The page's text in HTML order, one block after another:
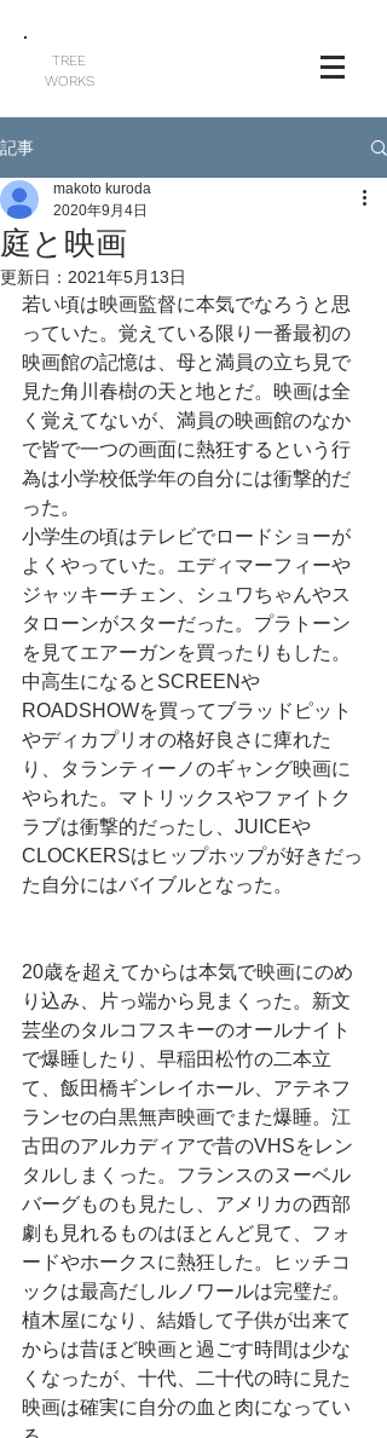
TREE
WORKS
記事
庭と映画
makoto kuroda
2020年9月4日
更新日： 2021年5月13日
若い頃は映画監督に本気でなろうと思
っていた。覚えている限り一番最初の
映画館の記憶は、母と満員の立ち見で
見た角川春樹の天と地とだ。映画は全
く覚えてないが、満員の映画館のなか
で皆で一つの画面に熱狂するという行
為は小学校低学年の自分には衝撃的だ
った。
小学生の頃はテレビでロードショーが
よくやっていた。エディマーフィーや
ジャッキーチェン、シュワちゃんやス
タローンがスターだった。プラトーン
を見てエアーガンを買ったりもした。
中高生になるとSCREENや
ROADSHOWを買ってブラッドピット
やディカプリオの格好良さに痺れた
り、タランティーノのギャング映画に
やられた。マトリックスやファイトク
ラブは衝撃的だったし、JUICEや
CLOCKERSはヒップホップが好きだっ
た自分にはバイブルとなった。
20歳を超えてからは本気で映画にのめ
り込み、片っ端から見まくった。新文
芸坐のタルコフスキーのオールナイト
で爆睡したり、早稲田松竹の二本立
て、飯田橋ギンレイホール、アテネフ
ランセの白黒無声映画でまた爆睡。江
古田のアルカディアで昔のVHSをレン
タルしまくった。フランスのヌーベル
バーグものも見たし、アメリカの西部
劇も見れるものはほとんど見て、フォ
ードやホークスに熱狂した。ヒッチコ
ックは最高だしルノワールは完璧だ。
植木屋になり、結婚して子供が出来て
からは昔ほど映画と過ごす時間は少な
くなったが、十代、二十代の時に見た
映画は確実に自分の血と肉になってい